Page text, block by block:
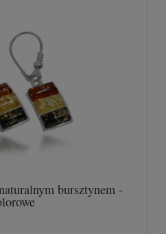
bursztynem -